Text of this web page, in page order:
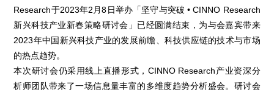
Research于2023年2月8日举办「坚守与突破 • CINNO Research
新兴科技产业新春策略研讨会」已经圆满结束，为与会嘉宾带来
2023年中国新兴科技产业的发展前瞻、科技供应链的技术与市场
的热点趋势。
本次研讨会仍采用线上直播形式，CINNO Research产业资深分
析师团队带来了一场信息量丰富的多维度趋势分析盛会。研讨会